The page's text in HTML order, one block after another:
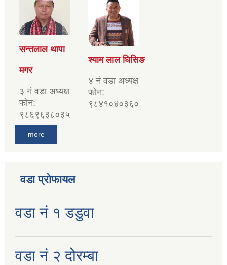
सन्तलाल थापा
मगर
३ नं वडा अध्यक्ष
फोन:
९८६९६३८०३५
श्याम लाल घिसिङ
४ नं वडा अध्यक्ष
फोन:
९८४१०४०३६०
more
वडा प्रोफायल
वडा नं १ डडुवा
वडा नं २ दोरम्बा